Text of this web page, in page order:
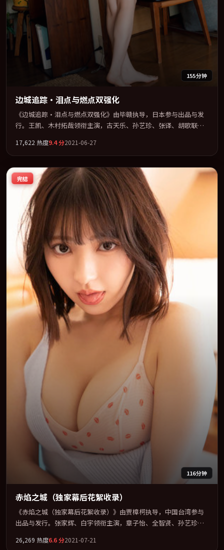
155分钟
边城追踪·泪点与燃点双强化
《边城追踪·泪点与燃点双强化》由毕赣执导，日本参与出品与发
行。王凯、木村拓哉领衔主演，古天乐、孙艺珍、张译、胡歌联袂
类型为骨架，在叙事、表演与视听上力求统一。定于 2021-12-05 在
内地院线及主流平台同步亮相，2021 年度话题片中口碑稳健，适合
喜欢强情节与人物弧光的观众完整观看。
17,622 热度9.4分2021-06-27
完结
116分钟
赤焰之城（独家幕后花絮收录）
《赤焰之城（独家幕后花絮收录）》由贾樟柯执导，中国台湾参与
出品与发行。张家辉、白宇领衔主演，章子怡、全智贤、孙艺珍联
「悬疑」类型为骨架，在叙事、表演与视听上力求统一。定于
26,269 热度6.6分2021-07-21